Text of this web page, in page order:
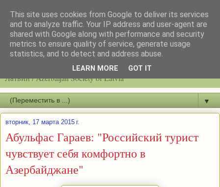
Latvijas azerbaidžāņu biedrību / Общество азербайджанцев
Латвии / Azerbaijan Society of Latvia
▼
вторник, 17 марта 2015 г.
Абульфас Гараев: "Российский турист
чувствует себя комфортно в
Азербайджане"
This site uses cookies from Google to deliver its services
and to analyze traffic. Your IP address and user-agent are
shared with Google along with performance and security
metrics to ensure quality of service, generate usage
statistics, and to detect and address abuse.
LEARN MORE GOT IT